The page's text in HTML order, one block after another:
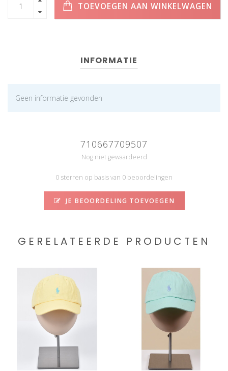
TOEVOEGEN AAN WINKELWAGEN
INFORMATIE
Geen informatie gevonden
710667709507
Nog niet gewaardeerd
0 sterren op basis van 0 beoordelingen
JE BEOORDELING TOEVOEGEN
GERELATEERDE PRODUCTEN